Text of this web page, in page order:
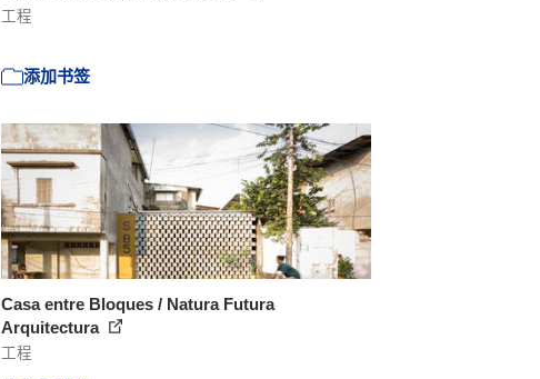
工程
添加书签
Casa entre Bloques / Natura Futura
Arquitectura
工程